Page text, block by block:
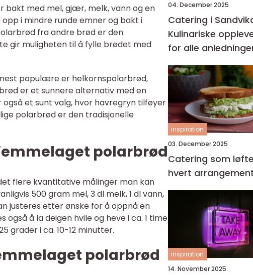
med mel, gjær, melk, vann og en
i mindre runde emner og bakt i
fra andre brød er den
gir muligheten til å fylle brødet med
populære er helkornspolarbrød,
er et sunnere alternativ med en
et sunt valg, hvor havregryn tilføyer
polarbrød er den tradisjonelle
polarbrød
flere kvantitative målinger man kan
500 gram mel, 3 dl melk, 1 dl vann,
justeres etter ønske for å oppnå en
å la deigen hvile og heve i ca. 1 time
grader i ca. 10-12 minutter.
polarbrød
04. December 2025
Catering i
Kulinariske
for alle
inspiration
03. December 2025
Catering som
hvert
inspiration
14. November 2025